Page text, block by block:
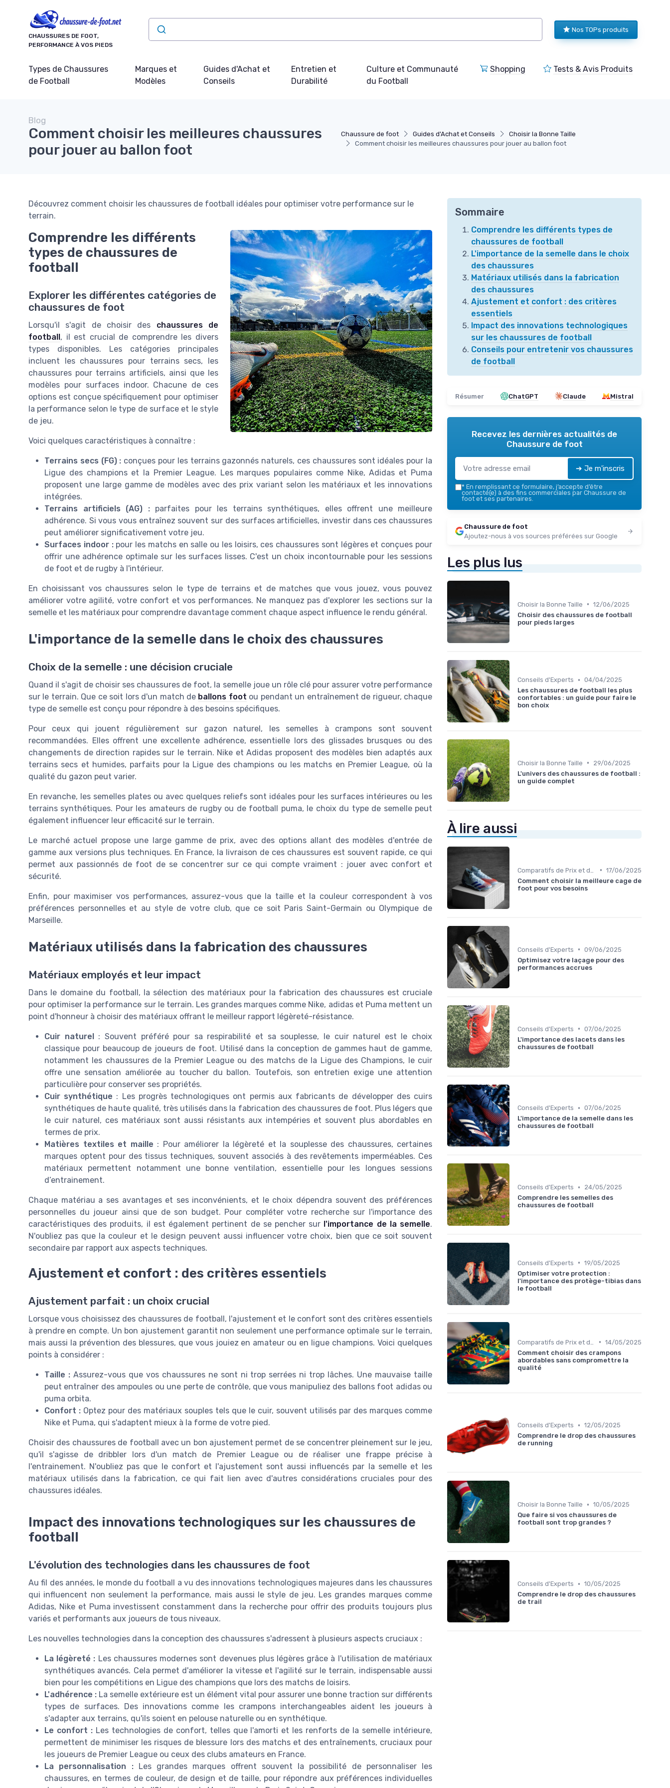
CHAUSSURES DE FOOT,
PERFORMANCE À VOS PIEDS
Nos TOPs produits
Types de Chaussures
de Football
Marques et
Modèles
Guides d'Achat et
Conseils
Entretien et
Durabilité
Culture et Communauté
du Football
Shopping Tests & Avis Produits
Chaussure de foot Guides d'Achat et Conseils
Choisir la Bonne Taille
Comment choisir les meilleures chaussures pour jouer au ballon foot
Blog
Comment choisir les meilleures chaussures
pour jouer au ballon foot
Découvrez comment choisir les chaussures de football idéales pour optimiser votre performance sur le
terrain.
Comprendre les différents
types de chaussures de
football
Explorer les différentes catégories de
chaussures de foot
Lorsqu'il s'agit de choisir des chaussures de
football, il est crucial de comprendre les divers
types disponibles. Les catégories principales
incluent les chaussures pour terrains secs, les
chaussures pour terrains artificiels, ainsi que les
modèles pour surfaces indoor. Chacune de ces
options est conçue spécifiquement pour optimiser
la performance selon le type de surface et le style
de jeu.
Voici quelques caractéristiques à connaître :
Terrains secs (FG) : conçues pour les terrains gazonnés naturels, ces chaussures sont idéales pour la
Ligue des champions et la Premier League. Les marques populaires comme Nike, Adidas et Puma
proposent une large gamme de modèles avec des prix variant selon les matériaux et les innovations
intégrées.
Terrains artificiels (AG) : parfaites pour les terrains synthétiques, elles offrent une meilleure
adhérence. Si vous vous entraînez souvent sur des surfaces artificielles, investir dans ces chaussures
peut améliorer significativement votre jeu.
Surfaces indoor : pour les matchs en salle ou les loisirs, ces chaussures sont légères et conçues pour
offrir une adhérence optimale sur les surfaces lisses. C'est un choix incontournable pour les sessions
de foot et de rugby à l'intérieur.
En choisissant vos chaussures selon le type de terrains et de matches que vous jouez, vous pouvez
améliorer votre agilité, votre confort et vos performances. Ne manquez pas d'explorer les sections sur la
semelle et les matériaux pour comprendre davantage comment chaque aspect influence le rendu général.
L'importance de la semelle dans le choix des chaussures
Choix de la semelle : une décision cruciale
Quand il s'agit de choisir ses chaussures de foot, la semelle joue un rôle clé pour assurer votre performance
sur le terrain. Que ce soit lors d'un match de ballons foot ou pendant un entraînement de rigueur, chaque
type de semelle est conçu pour répondre à des besoins spécifiques.
Pour ceux qui jouent régulièrement sur gazon naturel, les semelles à crampons sont souvent
recommandées. Elles offrent une excellente adhérence, essentielle lors des glissades brusques ou des
changements de direction rapides sur le terrain. Nike et Adidas proposent des modèles bien adaptés aux
terrains secs et humides, parfaits pour la Ligue des champions ou les matchs en Premier League, où la
qualité du gazon peut varier.
En revanche, les semelles plates ou avec quelques reliefs sont idéales pour les surfaces intérieures ou les
terrains synthétiques. Pour les amateurs de rugby ou de football puma, le choix du type de semelle peut
également influencer leur efficacité sur le terrain.
Le marché actuel propose une large gamme de prix, avec des options allant des modèles d'entrée de
gamme aux versions plus techniques. En France, la livraison de ces chaussures est souvent rapide, ce qui
permet aux passionnés de foot de se concentrer sur ce qui compte vraiment : jouer avec confort et
sécurité.
Enfin, pour maximiser vos performances, assurez-vous que la taille et la couleur correspondent à vos
préférences personnelles et au style de votre club, que ce soit Paris Saint-Germain ou Olympique de
Marseille.
Matériaux utilisés dans la fabrication des chaussures
Matériaux employés et leur impact
Dans le domaine du football, la sélection des matériaux pour la fabrication des chaussures est cruciale
pour optimiser la performance sur le terrain. Les grandes marques comme Nike, adidas et Puma mettent un
point d'honneur à choisir des matériaux offrant le meilleur rapport légèreté-résistance.
Cuir naturel
: Souvent préféré pour sa respirabilité et sa souplesse, le cuir naturel est le choix
classique pour beaucoup de joueurs de foot. Utilisé dans la conception de gammes haut de gamme,
notamment les chaussures de la Premier League ou des matchs de la Ligue des Champions, le cuir
offre une sensation améliorée au toucher du ballon. Toutefois, son entretien exige une attention
particulière pour conserver ses propriétés.
Cuir synthétique : Les progrès technologiques ont permis aux fabricants de développer des cuirs
synthétiques de haute qualité, très utilisés dans la fabrication des chaussures de foot. Plus légers que
le cuir naturel, ces matériaux sont aussi résistants aux intempéries et souvent plus abordables en
termes de prix.
Matières textiles et maille : Pour améliorer la légèreté et la souplesse des chaussures, certaines
marques optent pour des tissus techniques, souvent associés à des revêtements imperméables. Ces
matériaux permettent notamment une bonne ventilation, essentielle pour les longues sessions
d’entrainement.
Chaque matériau a ses avantages et ses inconvénients, et le choix dépendra souvent des préférences
personnelles du joueur ainsi que de son budget. Pour compléter votre recherche sur l'importance des
caractéristiques des produits, il est également pertinent de se pencher sur l'importance de la semelle.
N'oubliez pas que la couleur et le design peuvent aussi influencer votre choix, bien que ce soit souvent
secondaire par rapport aux aspects techniques.
Ajustement et confort : des critères essentiels
Ajustement parfait : un choix crucial
Lorsque vous choisissez des chaussures de football, l'ajustement et le confort sont des critères essentiels
à prendre en compte. Un bon ajustement garantit non seulement une performance optimale sur le terrain,
mais aussi la prévention des blessures, que vous jouiez en amateur ou en ligue champions. Voici quelques
points à considérer :
Taille :Assurez-vous que vos chaussures ne sont ni trop serrées ni trop lâches. Une mauvaise taille
peut entraîner des ampoules ou une perte de contrôle, que vous manipuliez des ballons foot adidas ou
puma orbita.
Confort : Optez pour des matériaux souples tels que le cuir, souvent utilisés par des marques comme
Nike et Puma, qui s'adaptent mieux à la forme de votre pied.
Choisir des chaussures de football avec un bon ajustement permet de se concentrer pleinement sur le jeu,
qu'il s'agisse de dribbler lors d'un match de Premier League ou de réaliser une frappe précise à
l'entrainement. N'oubliez pas que le confort et l'ajustement sont aussi influencés par la semelle et les
matériaux utilisés dans la fabrication, ce qui fait lien avec d'autres considérations cruciales pour des
chaussures idéales.
Impact des innovations technologiques sur les chaussures de
football
L'évolution des technologies dans les chaussures de foot
Au fil des années, le monde du football a vu des innovations technologiques majeures dans les chaussures
qui influencent non seulement la performance, mais aussi le style de jeu. Les grandes marques comme
Adidas, Nike et Puma investissent constamment dans la recherche pour offrir des produits toujours plus
variés et performants aux joueurs de tous niveaux.
Les nouvelles technologies dans la conception des chaussures s'adressent à plusieurs aspects cruciaux :
La légèreté : Les chaussures modernes sont devenues plus légères grâce à l'utilisation de matériaux
synthétiques avancés. Cela permet d'améliorer la vitesse et l'agilité sur le terrain, indispensable aussi
bien pour les compétitions en Ligue des champions que lors des matchs de loisirs.
L'adhérence : La semelle extérieure est un élément vital pour assurer une bonne traction sur différents
types de surfaces. Des innovations comme les crampons interchangeables aident les joueurs à
s'adapter aux terrains, qu'ils soient en pelouse naturelle ou en synthétique.
Le confort :Les technologies de confort, telles que l'amorti et les renforts de la semelle intérieure,
permettent de minimiser les risques de blessure lors des matchs et des entraînements, cruciaux pour
les joueurs de Premier League ou ceux des clubs amateurs en France.
La personnalisation :Les grandes marques offrent souvent la possibilité de personnaliser les
chaussures, en termes de couleur, de design et de taille, pour répondre aux préférences individuelles
Sommaire
Comprendre les différents types de
chaussures de football
L'importance de la semelle dans le choix
des chaussures
Matériaux utilisés dans la fabrication
des chaussures
Ajustement et confort : des critères
essentiels
Impact des innovations technologiques
sur les chaussures de football
Conseils pour entretenir vos chaussures
de football
Résumer ChatGPT Claude Mistral
Recevez les dernières actualités de
Chaussure de foot
➔ Je m'inscris
* En remplissant ce formulaire, j’accepte d’être
contacté(e) à des fins commerciales par Chaussure de
foot et ses partenaires.
Chaussure de foot
Ajoutez-nous à vos sources préférées sur Google
Les plus lus
Choisir la Bonne Taille • 12/06/2025
Choisir des chaussures de football
pour pieds larges
Conseils d'Experts • 04/04/2025
Les chaussures de football les plus
confortables : un guide pour faire le
bon choix
Choisir la Bonne Taille •
29/06/2025
L'univers des chaussures de football :
un guide complet
À lire aussi
• 17/06/2025
Comment choisir la meilleure cage de
foot pour vos besoins
Conseils d'Experts • 09/06/2025
Optimisez votre laçage pour des
performances accrues
Conseils d'Experts • 07/06/2025
L'importance des lacets dans les
chaussures de football
Conseils d'Experts • 07/06/2025
L'importance de la semelle dans les
chaussures de football
Conseils d'Experts •
24/05/2025
Comprendre les semelles des
chaussures de football
Conseils d'Experts • 19/05/2025
Optimiser votre protection :
l'importance des protège-tibias dans
le football
• 14/05/2025
Comment choisir des crampons
abordables sans compromettre la
qualité
Conseils d'Experts • 12/05/2025
Comprendre le drop des chaussures
de running
Choisir la Bonne Taille • 10/05/2025
Que faire si vos chaussures de
football sont trop grandes ?
Conseils d'Experts • 10/05/2025
Comprendre le drop des chaussures
de trail